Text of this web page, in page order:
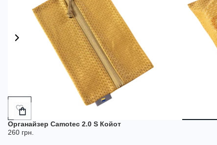
Додати
кошик
Органайзер Camotec 2.0 S Койот
260 грн.